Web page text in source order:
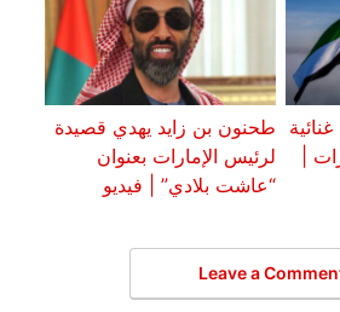
|
طحنون بن زايد يهدي قصيدة
لرئيس الإمارات بعنوان
“عاشت بلادي” | فيديو
Leave a